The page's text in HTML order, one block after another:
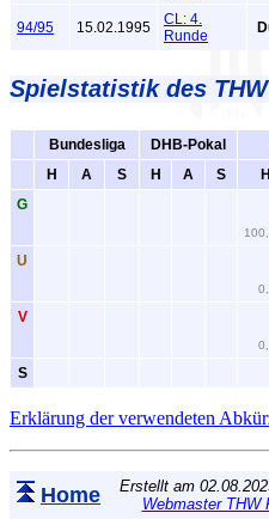
94/95 15.02.1995
CL: 4.
Runde
Spielstatistikdes
Bundesliga DHB-Pokal
H
A S H A S H
G
U
V
S
Erklärung der verwendeten
Home
Erstellt am
Webmaster THW